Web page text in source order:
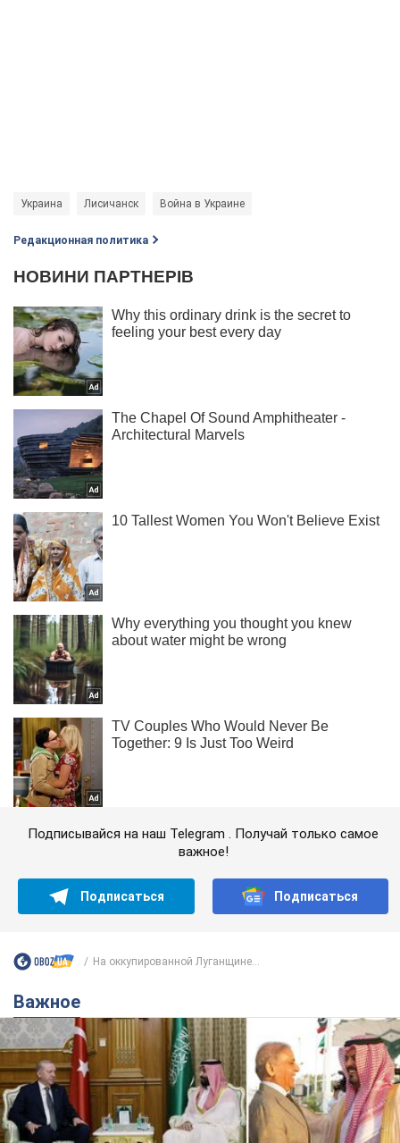
Украина Лисичанск Война в Украине
Редакционная политика
Подписывайся на наш Telegram . Получай только самое
важное!
Подписаться Подписаться
На оккупированной Луганщине...
Важное